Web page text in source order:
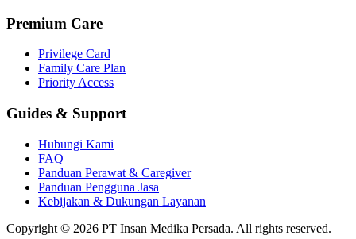
Premium Care
Privilege Card
Family Care Plan
Priority Access
Guides & Support
Hubungi Kami
FAQ
Panduan Perawat & Caregiver
Panduan Pengguna Jasa
Kebijakan & Dukungan Layanan
Copyright © 2026 PT Insan Medika Persada. All rights reserved.